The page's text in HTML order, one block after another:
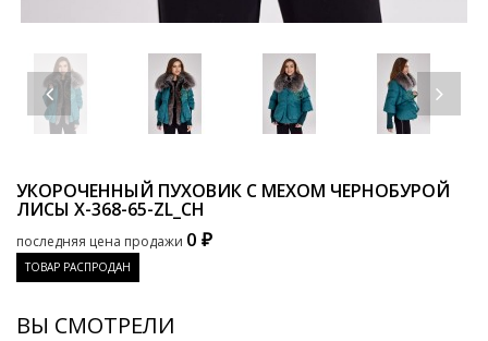
УКОРОЧЕННЫЙ ПУХОВИК С МЕХОМ ЧЕРНОБУРОЙ
ЛИСЫ X-368-65-ZL_CH
последняя цена продажи 0 ₽
ТОВАР РАСПРОДАН
ВЫ СМОТРЕЛИ